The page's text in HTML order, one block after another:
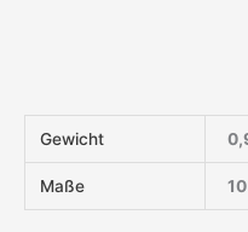
Gewicht
Maße